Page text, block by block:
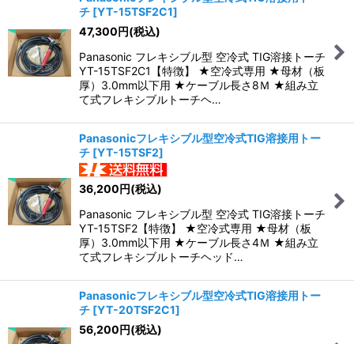
チ [YT-15TSF2C1]
47,300円(税込)
Panasonic フレキシブル型 空冷式 TIG溶接トーチ
YT-15TSF2C1【特徴】 ★空冷式専用 ★母材（板
厚）3.0mm以下用 ★ケーブル長さ8Ｍ ★組み立
て式フレキシブルトーチヘ…
Panasonicフレキシブル型空冷式TIG溶接用トー
チ [YT-15TSF2]
36,200円(税込)
Panasonic フレキシブル型 空冷式 TIG溶接トーチ
YT-15TSF2【特徴】 ★空冷式専用 ★母材（板
厚）3.0mm以下用 ★ケーブル長さ4Ｍ ★組み立
て式フレキシブルトーチヘッド…
Panasonicフレキシブル型空冷式TIG溶接用トー
チ [YT-20TSF2C1]
56,200円(税込)